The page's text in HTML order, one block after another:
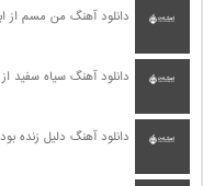
دانلود آهنگ من مسم از
دانلود آهنگ سیاه سفید
دانلود آهنگ دلیل زنده